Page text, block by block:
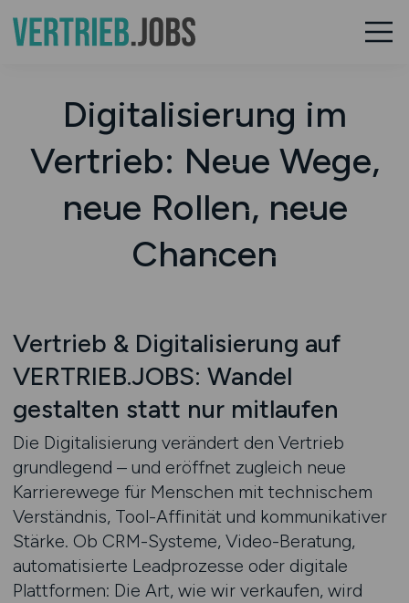
Digitalisierung im
Vertrieb: Neue Wege,
neue Rollen, neue
Chancen
Vertrieb & Digitalisierung auf
VERTRIEB.JOBS: Wandel
gestalten statt nur mitlaufen
Die Digitalisierung verändert den Vertrieb
grundlegend – und eröffnet zugleich neue
Karrierewege für Menschen mit technischem
Verständnis, Tool-Affinität und kommunikativer
Stärke. Ob CRM-Systeme, Video-Beratung,
automatisierte Leadprozesse oder digitale
Plattformen: Die Art, wie wir verkaufen, wird